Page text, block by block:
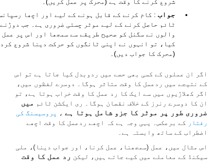
جواب : کام کرنے کے قابل ہونے کے لیے اور اچھا
ٹائم حاصل کرنے کے لیے موٹر چستی ضروری ہے۔ جب دوڑنے
والوں نے سگنل کو صحیح طریقے سے سمجھا اور اس پر عمل
کیا، تو انہوں نے اپنی ٹانگوں کو حرکت دینا شروع
(محرک کا جواب دیں)۔
اگر ان عملوں کے کسی بھی حصے میں ردوبدل کیا جاتا ہے تو اس
کے نتیجے میں ردعمل کا وقت متاثر ہوگا۔ دوسرے لفظوں میں،
اگر کھلاڑیوں میں سے ایک کا رد عمل کا وقت خراب ہوتا ہے، تو
ان کا دوسرے رنرز کے خلاف نقصان ہوگا۔ ری ایکشن ٹائم میں
ضروری طور پر موٹر کا جزو شامل ہوتا ہے ،
پروسیسنگ کی
رفتار
کے برعکس۔ یہی وجہ ہے کہ اچھے ردعمل کا وقت اچھے
اضطراب کے ساتھ وابستہ ہے۔
اس مثال میں، عمل (سمجھنا، عمل کرنا، اور جواب دینا)، ملی
سیکنڈ کے معاملے میں کیے جاتے ہیں، لیکن رد عمل کا وقت